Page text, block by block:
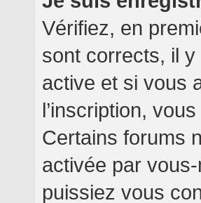
Vérifiez, en
sont corrects, il
active et si vous
l’inscription,
Certains forums
activée par
puissiez vous